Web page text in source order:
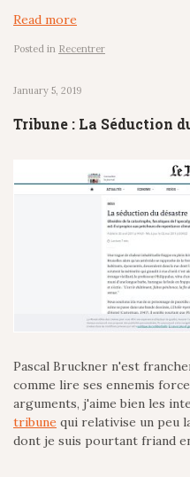
Read more
Posted in Recentrer
January 5, 2019
Tribune : La Séduction
Pascal Bruckner n'est
comme lire ses ennemis
arguments, j'aime bien les
tribune qui relativise un peu
dont je suis pourtant friand